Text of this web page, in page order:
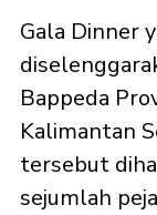
Gala Dinner
Bappeda
Kalimantan
tersebut
sejumlah